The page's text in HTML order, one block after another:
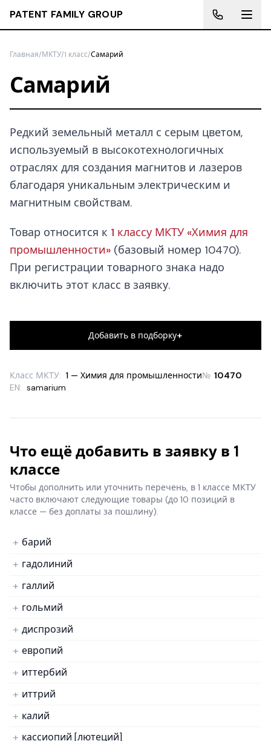
PATENT FAMILY GROUP
Главная/МКТУ/1 класс/Самарий
Самарий
Редкий земельный металл с серым цветом,
используемый в высокотехнологичных
отраслях для создания магнитов и лазеров
благодаря уникальным электрическим и
магнитным свойствам.
Товар относится к 1 классу МКТУ «Химия для
промышленности» (базовый номер 10470).
При регистрации товарного знака надо
включить этот класс в заявку.
Добавить в подборку+
Класс МКТУ: 1 — Химия для промышленности№ 10470
EN: samarium
Что ещё добавить в заявку в 1
классе
Чтобы дополнить или уточнить перечень, в 1 классе МКТУ
часто включают следующие товары (до 10 позиций в
классе — без доплаты за пошлину).
барий
гадолиний
галлий
гольмий
диспрозий
европий
иттербий
иттрий
калий
кассиопий [лютеций]